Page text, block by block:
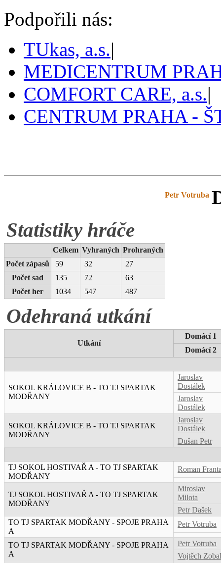
Podpořili nás:
TUkas, a.s.|
MEDICENTRUM
COMFORT CARE, a.s.|
CENTRUM PRAHA -
Petr Votruba
Statistiky hráče
Celkem Vyhraných Prohraných
Počet zápasů
59 32
27
Počet sad
135 72
63
Počet her
1034 547 487
Odehraná utkání
Utkání
Domácí 1
Domácí 2
SOKOL KRÁLOVICE B - TO TJ SPARTAK
MODŘANY
Jaroslav
Dostálek
Jaroslav
Dostálek
SOKOL KRÁLOVICE B - TO TJ SPARTAK
MODŘANY
Jaroslav
Dostálek
Dušan Petr
TJ SOKOL HOSTIVAŘ A - TO TJ SPARTAK
MODŘANY
Roman
TJ SOKOL HOSTIVAŘ A - TO TJ SPARTAK
MODŘANY
Miroslav
Milota
Petr Dašek
TO TJ SPARTAK MODŘANY - SPOJE PRAHA
A
Petr Votruba
TO TJ SPARTAK MODŘANY - SPOJE PRAHA
A
Petr Votruba
Vojtěch Zobal